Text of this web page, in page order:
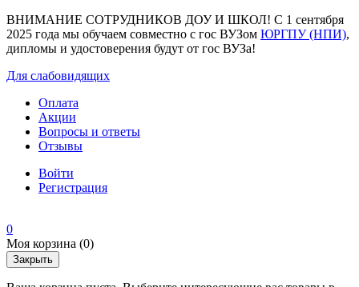
ВНИМАНИЕ СОТРУДНИКОВ ДОУ И ШКОЛ! С 1 сентября
2025 года мы обучаем совместно с гос ВУЗом ЮРГПУ (НПИ),
дипломы и удостоверения будут от гос ВУЗа!
Для слабовидящих
Оплата
Акции
Вопросы и ответы
Отзывы
Войти
Регистрация
0
Моя корзина (0)
Закрыть